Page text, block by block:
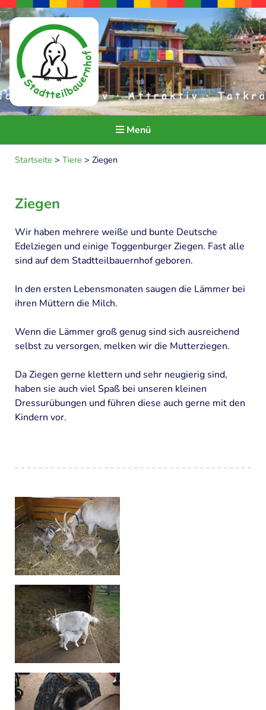
Menü
Seitendarstellung ändern
ÜBER UNS
Ideen und Ziele
Träger und Kooperationspartner
FILME
PROGRAMM
"Offene Tür"
Gruppenangebote
Ferienaktionen
Familienangebote
TIERE
Ponys
Esel
Ziegen
Schafe
Schweine
Kaninchen
Hühner
GARTEN, KOCHEN, HANDWERK
Garten
Kochen
Startseite > Tiere > Ziegen
Ziegen
Wir haben mehrere weiße und bunte Deutsche
Edelziegen und einige Toggenburger Ziegen. Fast alle
sind auf dem Stadtteilbauernhof geboren.
In den ersten Lebensmonaten saugen die Lämmer bei
ihren Müttern die Milch.
Wenn die Lämmer groß genug sind sich ausreichend
selbst zu versorgen, melken wir die Mutterziegen.
Da Ziegen gerne klettern und sehr neugierig sind,
haben sie auch viel Spaß bei unseren kleinen
Dressurübungen und führen diese auch gerne mit den
Kindern vor.